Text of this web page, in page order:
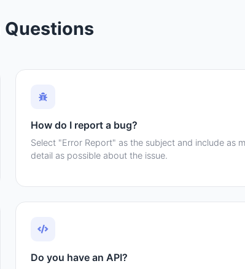
Questions
How do I report a bug?
Select "Error Report" as the subject and include as
detail as possible about the issue.
Do you have an API?